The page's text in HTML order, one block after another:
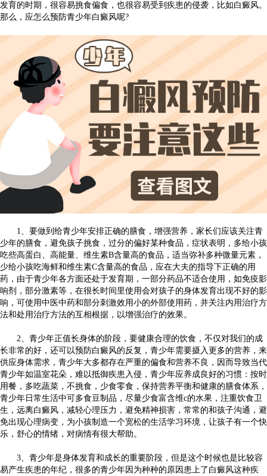
发育的时期，很容易挑食偏食，也很容易受到疾患的侵袭，比如白癜风。
那么，应怎么预防青少年白癜风呢?
1、要做到给青少年安排正确的膳食，增强营养，家长们应该关注青
少年的膳食，避免孩子挑食，过分的偏好某种食品，症状表明，多给小孩
吃些高蛋白、高能量、维生素B含量高的食品，适当弥补多种微量元素，
少给小孩吃海鲜和维生素C含量高的食品，应在大夫的指导下正确的用
药，由于青少年各方面还处于发育期，一部分药品不适合使用，如免疫影
响剂，部分激素等，在很长时间里使用会对孩子的身体发育出现不好的影
响，可使用中医中药和部分刺激效用小的外部使用药，并关注内用治疗方
法和处用治疗方法的互相根据，以增强治疗的效果。
2、青少年正值长身体的阶段，要健康合理的饮食，不仅对我们的成
长非常的好，还可以预防白癜风的反复，青少年需要摄入更多的营养，来
供应身体需求，青少年大多都存在严重的偏食和营养不良，因而导致当代
青少年如温室花朵，难以抵御疾患入侵，青少年应养成良好的习惯：按时
用餐，多吃蔬菜，不挑食，少食零食，保持营养平衡和健康的膳食体系，
青少年日常生活中可多食豆制品，尽量少食富含维c的水果，注重饮食卫
生，远离白癜风，减轻心理压力，避免精神损害，常常的和孩子沟通，避
免出现心理病变，为小孩制造一个宽松的生活学习环境，让孩子有一个快
乐，舒心的情绪，对病情有很大帮助。
3、青少年是身体发育和成长的重要阶段，但是这个时候也是比较容
易产生疾患的年纪，很多的青少年因为种种的原因患上了白癜风这种疾